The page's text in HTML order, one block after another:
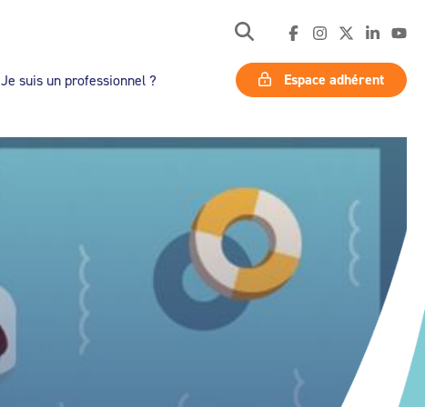
Je suis un professionnel ? Espace adhérent